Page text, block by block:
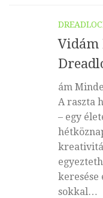
Vidám
ám
A raszta
– egy
keresése
sokkal…